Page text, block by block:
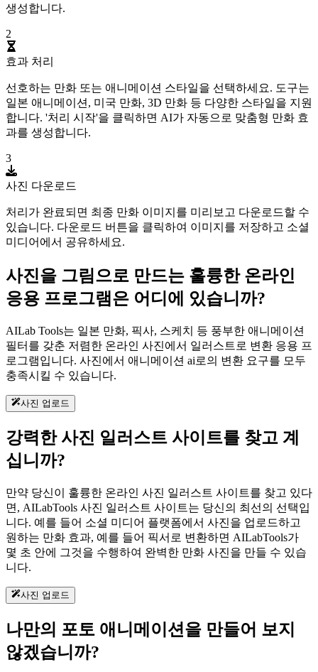
생성합니다.
2
효과 처리
선호하는 만화 또는 애니메이션 스타일을 선택하세요. 도구는
일본 애니메이션, 미국 만화, 3D 만화 등 다양한 스타일을 지원
합니다. '처리 시작'을 클릭하면 AI가 자동으로 맞춤형 만화 효
과를 생성합니다.
3
사진 다운로드
처리가 완료되면 최종 만화 이미지를 미리보고 다운로드할 수
있습니다. 다운로드 버튼을 클릭하여 이미지를 저장하고 소셜
미디어에서 공유하세요.
사진을 그림으로 만드는 훌륭한 온라인
응용 프로그램은 어디에 있습니까?
AILab Tools는 일본 만화, 픽사, 스케치 등 풍부한 애니메이션
필터를 갖춘 저렴한 온라인 사진에서 일러스트로 변환 응용 프
로그램입니다. 사진에서 애니메이션 ai로의 변환 요구를 모두
충족시킬 수 있습니다.
사진 업로드
강력한 사진 일러스트 사이트를 찾고 계
십니까?
만약 당신이 훌륭한 온라인 사진 일러스트 사이트를 찾고 있다
면, AILabTools 사진 일러스트 사이트는 당신의 최선의 선택입
니다. 예를 들어 소셜 미디어 플랫폼에서 사진을 업로드하고
원하는 만화 효과, 예를 들어 픽서로 변환하면 AILabTools가
몇 초 안에 그것을 수행하여 완벽한 만화 사진을 만들 수 있습
니다.
사진 업로드
나만의 포토 애니메이션을 만들어 보지
않겠습니까?